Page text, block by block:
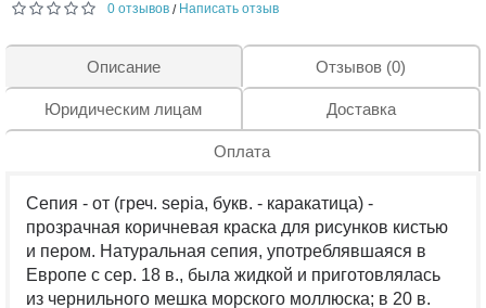
0 отзывов / Написать отзыв
Описание Отзывов (0)
Юридическим лицам Доставка
Оплата
Сепия - от (греч. sepia, букв. - каракатица) -
прозрачная коричневая краска для рисунков кистью
и пером. Натуральная сепия, употреблявшаяся в
Европе с сер. 18 в., была жидкой и приготовлялась
из чернильного мешка морского моллюска; в 20 в.